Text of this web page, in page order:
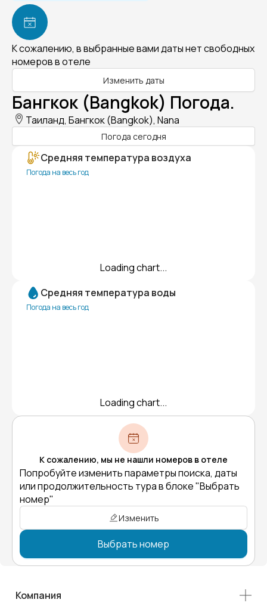
К сожалению, в выбранные вами даты нет свободных
номеров в отеле
Изменить даты
Бангкок (Bangkok) Погода.
Таиланд, Бангкок (Bangkok), Nana
Погода сегодня
Средняя температура воздуха
Погода на весь год
Loading chart...
Средняя температура воды
Погода на весь год
Loading chart...
К сожалению, мы не нашли номеров в отеле
Попробуйте изменить параметры поиска, даты
или продолжительность тура в блоке "Выбрать
номер"
Изменить
Выбрать номер
Компания